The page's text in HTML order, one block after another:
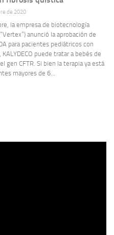
de 2020
la empresa de biotecnología
anunció la aprobación de
para pacientes pediátricos con
puede tratar a bebés de
gen CFTR. Si bien la terapia ya está
mayores de 6...